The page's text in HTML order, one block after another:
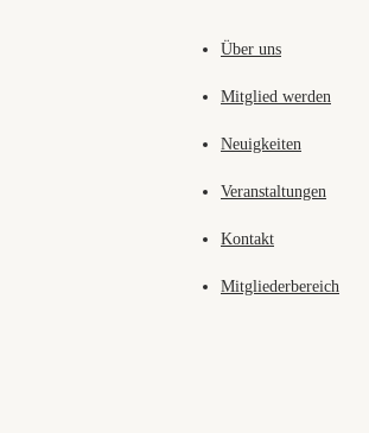
Über uns
Mitglied werden
Neuigkeiten
Veranstaltungen
Kontakt
Mitgliederbereich